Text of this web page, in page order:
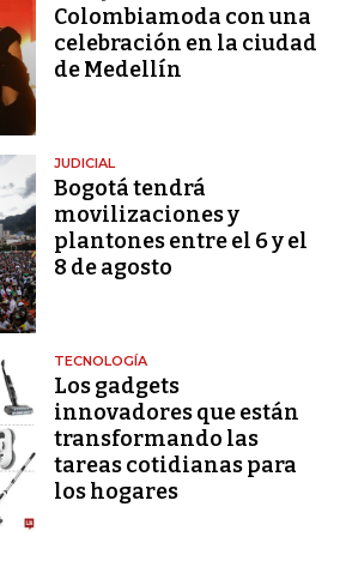
Colombiamoda con una
celebración en la ciudad
de Medellín
JUDICIAL
Bogotá tendrá
movilizaciones y
plantones entre el 6 y el
8 de agosto
TECNOLOGÍA
Los gadgets
innovadores que están
transformando las
tareas cotidianas para
los hogares